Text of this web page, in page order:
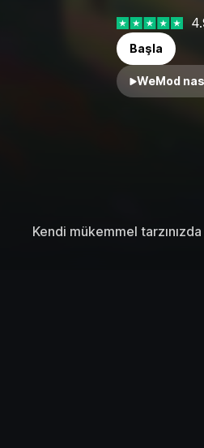
Başla
WeMod
Kendi mükemmel tarzınızda